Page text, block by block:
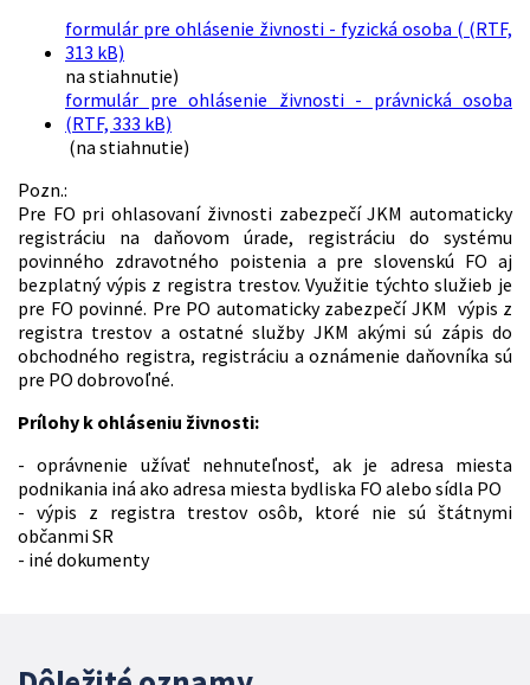
formulár pre ohlásenie živnosti - fyzická osoba ( (RTF,
313 kB)
na stiahnutie)
formulár pre ohlásenie živnosti - právnická osoba
(RTF, 333 kB)
(na stiahnutie)
Pozn.:
Pre FO pri ohlasovaní živnosti zabezpečí JKM automaticky
registráciu na daňovom úrade, registráciu do systému
povinného zdravotného poistenia a pre slovenskú FO aj
bezplatný výpis z registra trestov. Využitie týchto služieb je
pre FO povinné. Pre PO automaticky zabezpečí JKM výpis z
registra trestov a ostatné služby JKM akými sú zápis do
obchodného registra, registráciu a oznámenie daňovníka sú
pre PO dobrovoľné.
Prílohy k ohláseniu živnosti:
- oprávnenie užívať nehnuteľnosť, ak je adresa miesta
podnikania iná ako adresa miesta bydliska FO alebo sídla PO
- výpis z registra trestov osôb, ktoré nie sú štátnymi
občanmi SR
- iné dokumenty